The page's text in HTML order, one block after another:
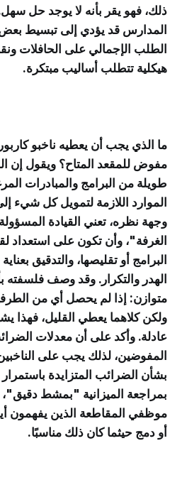
ذلك، فهو يقر بأنه لا يوجد حل
المدارس قد يؤدي إلى تبسيط
الطلب الإجمالي على الحافلات
هيكلية تتطلب أساليب مبتكرة.
ما الذي يجب أن يعطيه ناخبو
مفوض للمقعد المتاح؟ ويقول إن
طويلة من البرامج والمبادرات
الموارد اللازمة لتمويل كل
وجهة نظره، تعني القيادة
الغرفة"، وأن تكون على استعداد
البرامج أو تقليصها، والتدقيق
الهدر والتكرار. وقد وصف فلسفته
متوازن: إذا لم يحصل أي من
ولكن كلاهما يعطي القليل، فهذا
عادلة. وأكد على أن معدلات
المفوضين، لذلك يجب على
بشأن الضرائب المتزايدة
بمراجعة الميزانية "بمشط
موظفي المقاطعة الذين يفهمون
أو دمج حيثما كان ذلك مناسبًا.